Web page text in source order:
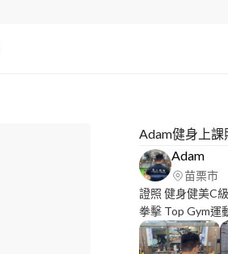
Adam健身上課
Adam
苗栗市
證照 健身健美C
拳擊 Top Gym運動空間任聘證
承攬教練 福容-麗會所 健身教練
三名 大專男子健